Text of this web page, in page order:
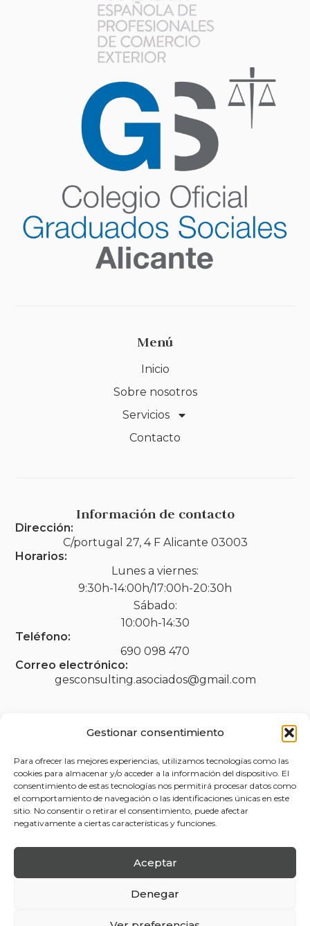
Gestionar consentimiento
Para ofrecer las mejores experiencias, utilizamos tecnologías como las
cookies para almacenar y/o acceder a la información del dispositivo. El
consentimiento de estas tecnologías nos permitirá procesar datos como
el comportamiento de navegación o las identificaciones únicas en este
sitio. No consentir o retirar el consentimiento, puede afectar
negativamente a ciertas características y funciones.
Aceptar
Denegar
Menú
Inicio
Sobre nosotros
Servicios
Contacto
Información de contacto
Dirección:
C/portugal 27, 4 F Alicante 03003
Horarios:
Lunes a viernes:
9:30h-14:00h/17:00h-20:30h
Sábado:
10:00h-14:30
Teléfono:
690 098 470
Correo electrónico:
gesconsulting.asociados@gmail.com
Aviso legal
Política de privacidad
Accesibilidad